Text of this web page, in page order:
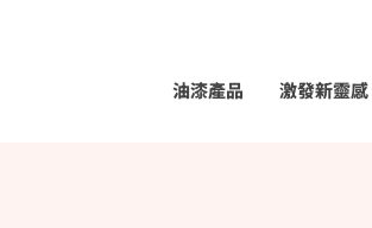
油漆產品 激發新靈感